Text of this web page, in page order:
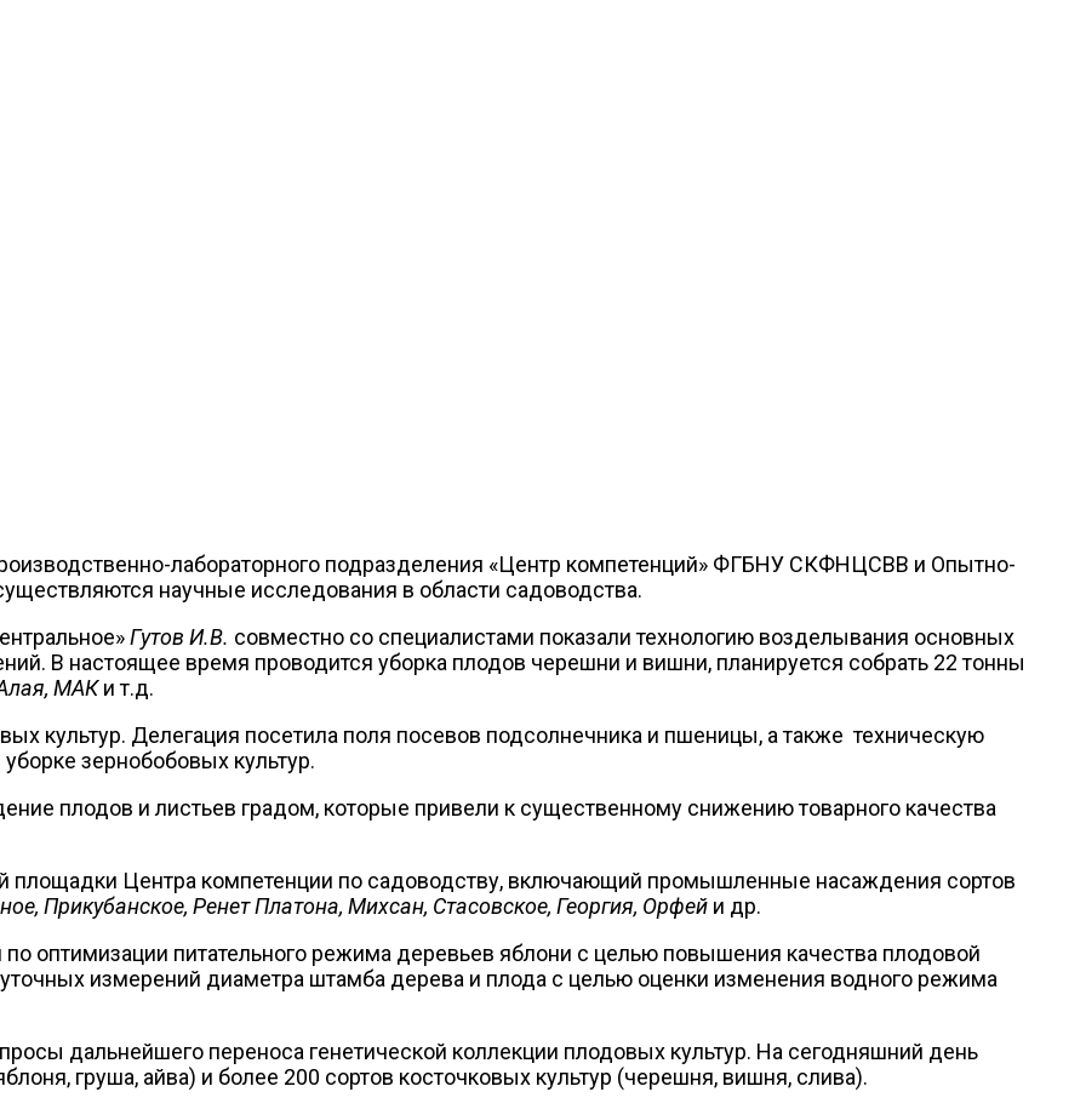
лабораторного подразделения «Центр компетенций» ФГБНУ СКФНЦСВВ и Опытно-
научные исследования в области садоводства.
Гутов И.В. совместно со специалистами показали технологию возделывания основных
В настоящее время проводится уборка плодов черешни и вишни, планируется собрать 22 тонны
МАКи т.д.
культур. Делегация посетила поля посевов подсолнечника и пшеницы, а также техническую
зернобобовых культур.
плодов и листьев градом, которые привели к существенному снижению товарного качества
площадки Центра компетенции по садоводству, включающий промышленные насаждения сортов
Прикубанское, Ренет Платона, Михсан, Стасовское, Георгия, Орфей и др.
оптимизации питательного режима деревьев яблони с целью повышения качества плодовой
измерений диаметра штамба дерева и плода с целью оценки изменения водного режима
дальнейшего переноса генетической коллекции плодовых культур. На сегодняшний день
груша, айва) и более 200 сортов косточковых культур (черешня, вишня, слива).